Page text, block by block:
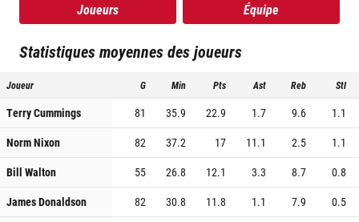
Joueurs Équipe
Statistiques moyennes des joueurs
Joueur G Min Pts Ast Reb Stl
Terry Cummings 81 35.9 22.9 1.7 9.6
1.1
Norm Nixon
82 37.2 17 11.1 2.5
1.1
Bill Walton
55 26.8 12.1 3.3 8.7
0.8
James Donaldson
82 30.8 11.8 1.1 7.9
0.5